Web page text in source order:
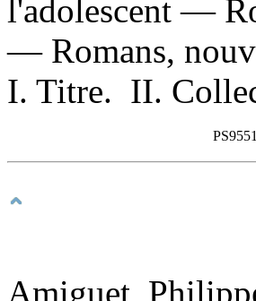
l'adolescent —
— Romans,
I. Titre. II.
Amiguet,